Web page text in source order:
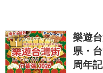
1
樂遊
県・
周年